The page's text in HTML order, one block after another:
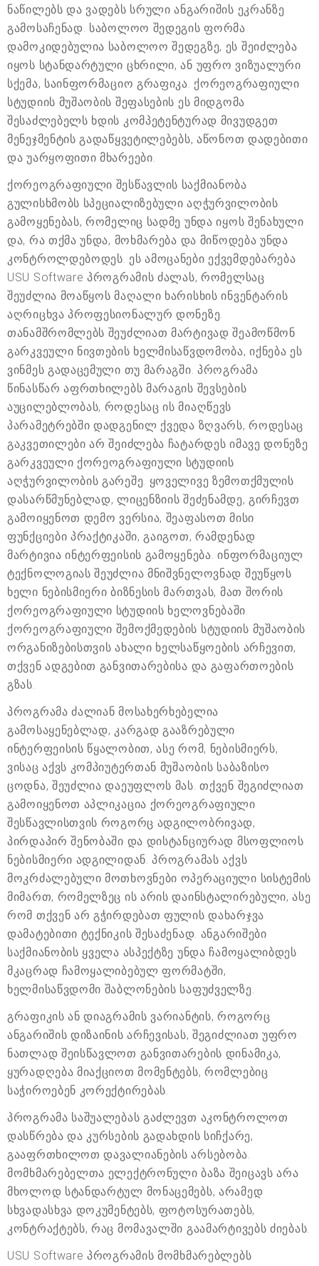
ნაწილებს და ვადებს სრული ანგარიშის ეკრანზე
გამოსაჩენად. საბოლოო შედეგის ფორმა
დამოკიდებულია საბოლოო შედეგზე, ეს შეიძლება
იყოს სტანდარტული ცხრილი, ან უფრო ვიზუალური
სქემა, საინფორმაციო გრაფიკა. ქორეოგრაფიული
სტუდიის მუშაობის შეფასების ეს მიდგომა
შესაძლებელს ხდის კომპეტენტურად მივუდგეთ
მენეჯმენტის გადაწყვეტილებებს, აწონოთ დადებითი
და უარყოფითი მხარეები.
ქორეოგრაფიული შესწავლის საქმიანობა
გულისხმობს სპეციალიზებული აღჭურვილობის
გამოყენებას, რომელიც სადმე უნდა იყოს შენახული
და, რა თქმა უნდა, მოხმარება და მიწოდება უნდა
კონტროლდებოდეს. ეს ამოცანები ექვემდებარება
USU Software პროგრამის ძალას, რომელსაც
შეუძლია მოაწყოს მაღალი ხარისხის ინვენტარის
აღრიცხვა პროფესიონალურ დონეზე.
თანამშრომლებს შეუძლიათ მარტივად შეამოწმონ
გარკვეული ნივთების ხელმისაწვდომობა, იქნება ეს
ვინმეს გადაცემული თუ მარაგში. პროგრამა
წინასწარ აფრთხილებს მარაგის შევსების
აუცილებლობას, როდესაც ის მიაღწევს
პარამეტრებში დადგენილ ქვედა ზღვარს, როდესაც
გაკვეთილები არ შეიძლება ჩატარდეს იმავე დონეზე
გარკვეული ქორეოგრაფიული სტუდიის
აღჭურვილობის გარეშე. ყოველივე ზემოთქმულის
დასარწმუნებლად, ლიცენზიის შეძენამდე, გირჩევთ
გამოიყენოთ დემო ვერსია, შეაფასოთ მისი
ფუნქციები პრაქტიკაში, გაიგოთ, რამდენად
მარტივია ინტერფეისის გამოყენება. ინფორმაციულ
ტექნოლოგიას შეუძლია მნიშვნელოვნად შეუწყოს
ხელი ნებისმიერი ბიზნესის მართვას, მათ შორის
ქორეოგრაფიული სტუდიის ხელოვნებაში.
ქორეოგრაფიული შემოქმედების სტუდიის მუშაობის
ორგანიზებისთვის ახალი ხელსაწყოების არჩევით,
თქვენ ადგებით განვითარებისა და გაფართოების
გზას.
პროგრამა ძალიან მოსახერხებელია
გამოსაყენებლად, კარგად გააზრებული
ინტერფეისის წყალობით, ასე რომ, ნებისმიერს,
ვისაც აქვს კომპიუტერთან მუშაობის საბაზისო
ცოდნა, შეუძლია დაეუფლოს მას. თქვენ შეგიძლიათ
გამოიყენოთ აპლიკაცია ქორეოგრაფიული
შესწავლისთვის როგორც ადგილობრივად,
პირდაპირ შენობაში და დისტანციურად მსოფლიოს
ნებისმიერი ადგილიდან. პროგრამას აქვს
მოკრძალებული მოთხოვნები ოპერაციული სისტემის
მიმართ, რომელზეც ის არის დაინსტალირებული, ასე
რომ თქვენ არ გჭირდებათ ფულის დახარჯვა
დამატებითი ტექნიკის შესაძენად. ანგარიშები
საქმიანობის ყველა ასპექტზე უნდა ჩამოყალიბდეს
მკაცრად ჩამოყალიბებულ ფორმატში,
ხელმისაწვდომი შაბლონების საფუძველზე.
გრაფიკის ან დიაგრამის ვარიანტის, როგორც
ანგარიშის დიზაინის არჩევისას, შეგიძლიათ უფრო
ნათლად შეისწავლოთ განვითარების დინამიკა,
ყურადღება მიაქციოთ მომენტებს, რომლებიც
საჭიროებენ კორექტირებას.
პროგრამა საშუალებას გაძლევთ აკონტროლოთ
დასწრება და კურსების გადახდის სიჩქარე,
გააფრთხილოთ დავალიანების არსებობა.
მომხმარებელთა ელექტრონული ბაზა შეიცავს არა
მხოლოდ სტანდარტულ მონაცემებს, არამედ
სხვადასხვა დოკუმენტებს, ფოტოსურათებს,
კონტრაქტებს, რაც მომავალში გაამარტივებს ძიებას.
USU Software პროგრამის მომხმარებლებს